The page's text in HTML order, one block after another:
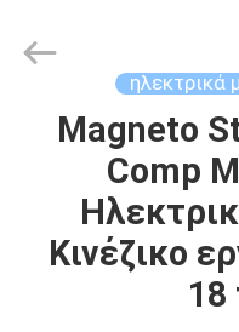
ΣΠΊΤΙ
ΠΡΟΪΌΝΤΑ
Parts
ηλεκτρικά
Magneto
Comp
Κινέζικο
18